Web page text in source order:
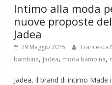
Intimo alla moda
nuove proposte
Jadea
29 Maggio 2015 Francesca
bambina, Jadea, moda bambina,
Jadea, il brand di intimo Made